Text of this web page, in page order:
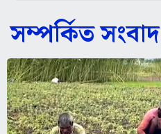
সম্পর্কিত সংবাদ